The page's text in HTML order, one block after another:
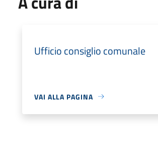
Ufficio consiglio comunale
VAI ALLA PAGINA